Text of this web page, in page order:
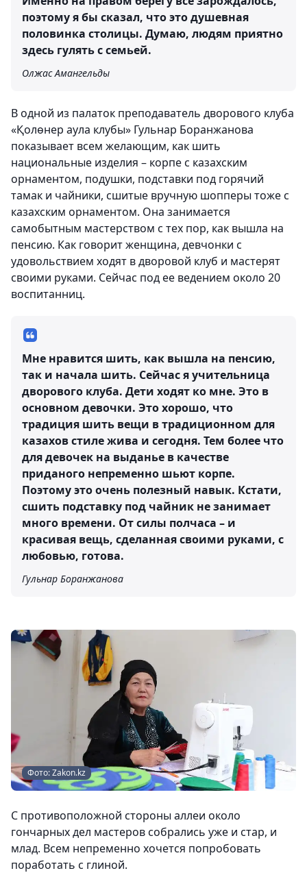
поэтому я бы сказал, что это душевная
половинка столицы. Думаю, людям приятно
здесь гулять с семьей.
Олжас Амангельды
В одной из палаток преподаватель дворового клуба
«Қолөнер аула клубы» Гульнар Боранжанова
показывает всем желающим, как шить
национальные изделия – корпе с казахским
орнаментом, подушки, подставки под горячий
тамак и чайники, сшитые вручную шопперы тоже с
казахским орнаментом. Она занимается
самобытным мастерством с тех пор, как вышла на
пенсию. Как говорит женщина, девчонки с
удовольствием ходят в дворовой клуб и мастерят
своими руками. Сейчас под ее ведением около 20
воспитанниц.
Мне нравится шить, как вышла на пенсию,
так и начала шить. Сейчас я учительница
дворового клуба. Дети ходят ко мне. Это в
основном девочки. Это хорошо, что
традиция шить вещи в традиционном для
казахов стиле жива и сегодня. Тем более что
для девочек на выданье в качестве
приданого непременно шьют корпе.
Поэтому это очень полезный навык. Кстати,
сшить подставку под чайник не занимает
много времени. От силы полчаса – и
красивая вещь, сделанная своими руками, с
любовью, готова.
Гульнар Боранжанова
Фото: Zakon.kz
С противоположной стороны аллеи около
гончарных дел мастеров собрались уже и стар, и
млад. Всем непременно хочется попробовать
поработать с глиной.